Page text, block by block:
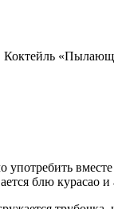
Коктейль
употребить
блю курасао